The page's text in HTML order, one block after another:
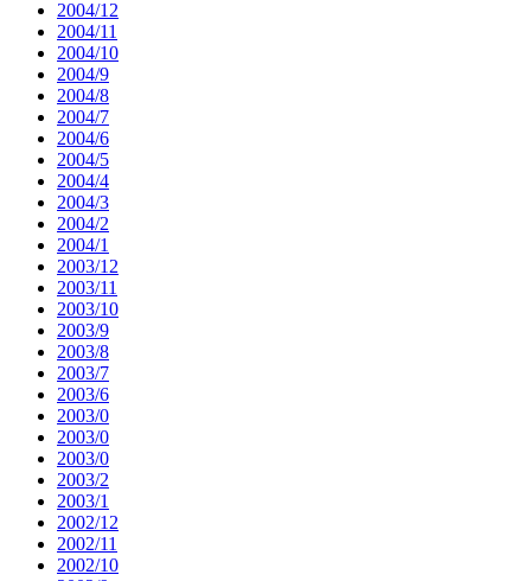
2004/12
2004/11
2004/10
2004/9
2004/8
2004/7
2004/6
2004/5
2004/4
2004/3
2004/2
2004/1
2003/12
2003/11
2003/10
2003/9
2003/8
2003/7
2003/6
2003/0
2003/0
2003/0
2003/2
2003/1
2002/12
2002/11
2002/10